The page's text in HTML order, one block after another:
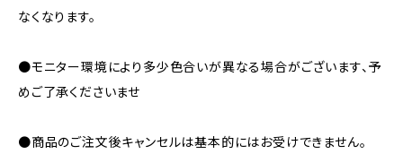
なくなります。
●モニター環境により多少色合いが異なる場合がございます、予
めご了承くださいませ
●商品のご注文後キャンセルは基本的にはお受けできません。